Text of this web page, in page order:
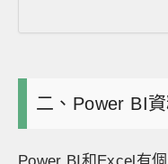
二、Power BI